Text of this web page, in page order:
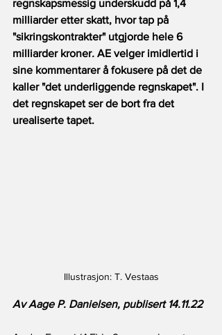
regnskapsmessig underskudd på 1,4
milliarder etter skatt, hvor tap på
"sikringskontrakter" utgjorde hele 6
milliarder kroner. AE velger imidlertid i
sine kommentarer å fokusere på det de
kaller "det underliggende regnskapet". I
det regnskapet ser de bort fra det
urealiserte tapet.
Illustrasjon: T. Vestaas
Av Aage P. Danielsen, publisert 14.11.22